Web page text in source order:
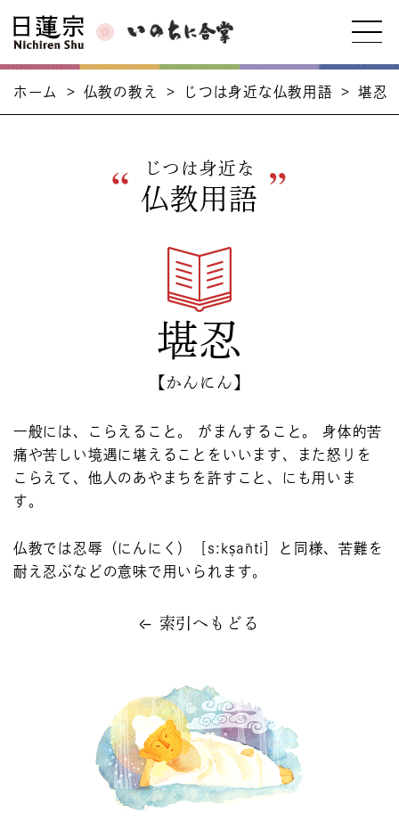
ホーム > 仏教の教え > じつは身近な仏教用語 > 堪忍
じつは身近な
仏教用語
堪忍
【かんにん】
一般には、こらえること。 がまんすること。 身体的苦
痛や苦しい境遇に堪えることをいいます、また怒りを
こらえて、他人のあやまちを許すこと、にも用いま
す。
仏教では忍辱（にんにく）［s:kṣānti］と同様、苦難を
耐え忍ぶなどの意味で用いられます。
索引へもどる